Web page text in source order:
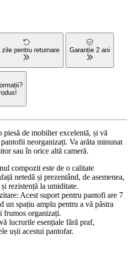
zile pentru returnare Garanție 2 ani
piesă de mobilier excelentă, și vă
neorganizați. Va arăta minunat
sau în orice altă cameră.
compozit este de o calitate
netedă și prezentând, de asemenea,
rezistență la umiditate.
Acest suport pentru pantofi are 7
un spațiu amplu pentru a vă păstra
frumos organizați.
lucrurile esențiale fără praf,
ușii acestui pantofar.